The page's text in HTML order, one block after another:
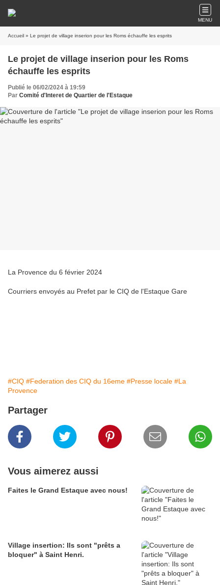
MENU
Accueil » Le projet de village inserion pour les Roms échauffe les esprits
Le projet de village inserion pour les Roms
échauffe les esprits
Publié le 06/02/2024 à 19:59
Par Comité d'Interet de Quartier de l'Estaque
La Provence du 6 février 2024
Courriers envoyés au Prefet par le CIQ de l'Estaque Gare
#CIQ #Federation des CIQ du 16eme #Presse locale #La
Provence
Partager
Vous aimerez aussi
Faites le Grand Estaque avec nous!
Village insertion: Ils sont "prêts a
bloquer" à Saint Henri.